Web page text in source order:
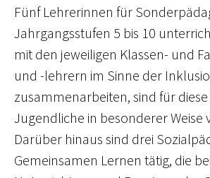
Fünf Lehrerinnen für
Jahrgangsstufen 5 bis 10
mit den jeweiligen Klassen- und
und -lehrern im Sinne der
zusammenarbeiten, sind für
Jugendliche in besonderer Weise
Darüber hinaus sind drei
Gemeinsamen Lernen tätig, die